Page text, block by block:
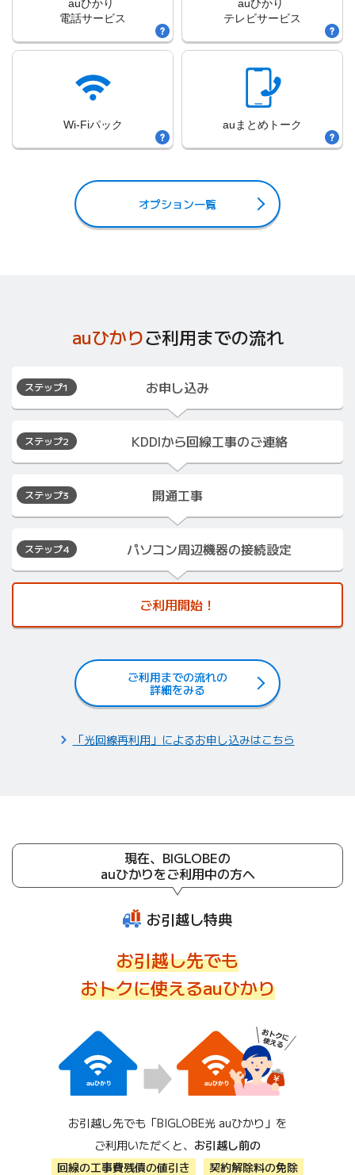
auひかり
電話サービス
auひかり
テレビサービス
Wi-Fiパック auまとめトーク
オプション一覧
auひかりご利用までの流れ
ステップ1 お申し込み
ステップ2 KDDIから回線工事のご連絡
ステップ3 開通工事
ステップ4 パソコン周辺機器の接続設定
ご利用開始！
ご利用までの流れの
詳細をみる
「光回線再利用」によるお申し込みはこちら
現在、BIGLOBEの
auひかりをご利用中の方へ
お引越し特典
お引越し先でも
おトクに使えるauひかり
お引越し先でも「BIGLOBE光 auひかり」を
ご利用いただくと、 お引越し前の
回線の工事費残債の値引き
契約解除料の免除